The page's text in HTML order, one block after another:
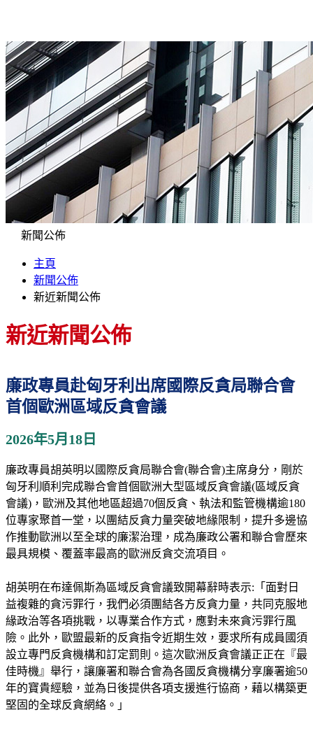
新聞公佈
主頁
新聞公佈
新近新聞公佈
新近新聞公佈
廉政專員赴匈牙利出席國際反貪局聯合會
首個歐洲區域反貪會議
2026年5月18日
廉政專員胡英明以國際反貪局聯合會(聯合會)主席身分，剛於
匈牙利順利完成聯合會首個歐洲大型區域反貪會議(區域反貪
會議)，歐洲及其他地區超過70個反貪、執法和監管機構逾180
位專家聚首一堂，以團結反貪力量突破地緣限制，提升多邊協
作推動歐洲以至全球的廉潔治理，成為廉政公署和聯合會歷來
最具規模、覆蓋率最高的歐洲反貪交流項目。
胡英明在布達佩斯為區域反貪會議致開幕辭時表示:「面對日
益複雜的貪污罪行，我們必須團結各方反貪力量，共同克服地
緣政治等各項挑戰，以專業合作方式，應對未來貪污罪行風
險。此外，歐盟最新的反貪指令近期生效，要求所有成員國須
設立專門反貪機構和訂定罰則。這次歐洲反貪會議正正在『最
佳時機』舉行，讓廉署和聯合會為各國反貪機構分享廉署逾50
年的寶貴經驗，並為日後提供各項支援進行協商，藉以構築更
堅固的全球反貪網絡。」